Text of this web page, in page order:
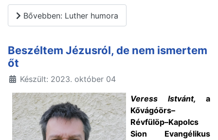
Bővebben: Luther humora
Beszéltem Jézusról, de nem ismertem
őt
Készült: 2023. október 04
Veress Istvánt,
a
Kővágóörs–
Révfülöp–Kapolcs
Sion Evangélikus